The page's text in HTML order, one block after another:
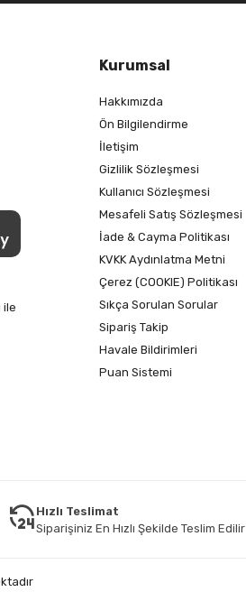
ile
Kurumsal
Hakkımızda
Ön Bilgilendirme
İletişim
Gizlilik Sözleşmesi
Kullanıcı Sözleşmesi
Mesafeli Satış Sözleşmesi
İade & Cayma Politikası
KVKK Aydınlatma Metni
Çerez (COOKIE) Politikası
Sıkça Sorulan Sorular
Sipariş Takip
Havale Bildirimleri
Puan Sistemi
Hızlı Teslimat
Siparişiniz En Hızlı Şekilde Teslim Edilir